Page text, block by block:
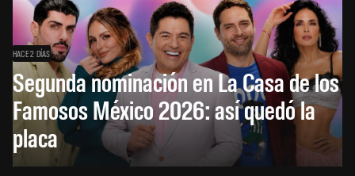
HACE 2 DÍAS
Segunda nominación en La Casa de los
Famosos México 2026: así quedó la
placa